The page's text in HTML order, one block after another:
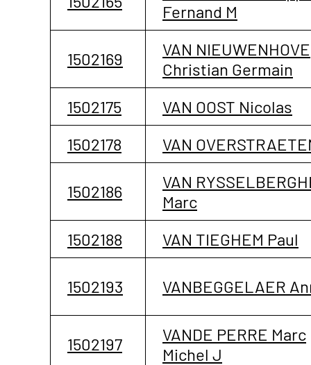
Fernand M
1502169
VAN NIEUWENHOVE
Christian Germain
1502175
VAN OOST Nicolas
1502178
VAN
1502186
VAN
Marc
1502188
VAN TIEGHEM Paul
1502193 VANBEGGELAER
1502197
VANDE PERRE Marc
Michel J